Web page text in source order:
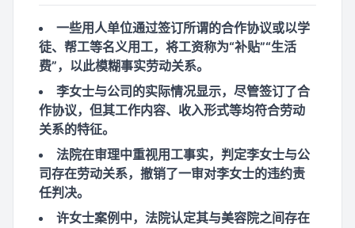
一些用人单位通过签订所谓的合作协议或以学
徒、帮工等名义用工，将工资称为“补贴”“生活
费”，以此模糊事实劳动关系。
李女士与公司的实际情况显示，尽管签订了合
作协议，但其工作内容、收入形式等均符合劳动
关系的特征。
法院在审理中重视用工事实，判定李女士与公
司存在劳动关系，撤销了一审对李女士的违约责
任判决。
许女士案例中，法院认定其与美容院之间存在